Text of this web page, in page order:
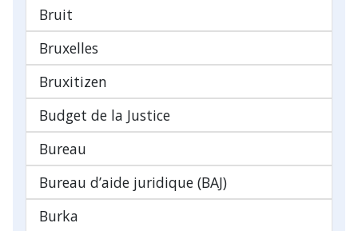
Bruit
Bruxelles
Bruxitizen
Budget de la Justice
Bureau
Bureau d’aide juridique (BAJ)
Burka